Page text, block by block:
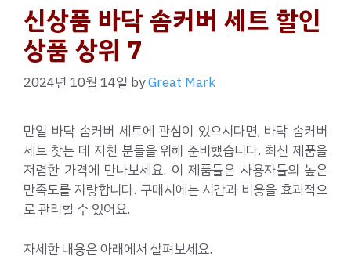
신상품 바닥 솜커버 세트 할인
상품 상위 7
2024년 10월 14일 byGreat Mark
만일 바닥 솜커버 세트에 관심이 있으시다면, 바닥 솜커버
세트 찾는 데 지친 분들을 위해 준비했습니다. 최신 제품을
저렴한 가격에 만나보세요. 이 제품들은 사용자들의 높은
만족도를 자랑합니다. 구매시에는 시간과 비용을 효과적으
로 관리할 수 있어요.
자세한 내용은 아래에서 살펴보세요.